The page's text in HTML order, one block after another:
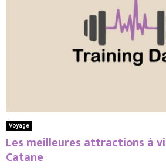
Voyage
Les meilleures attractions à
Catane